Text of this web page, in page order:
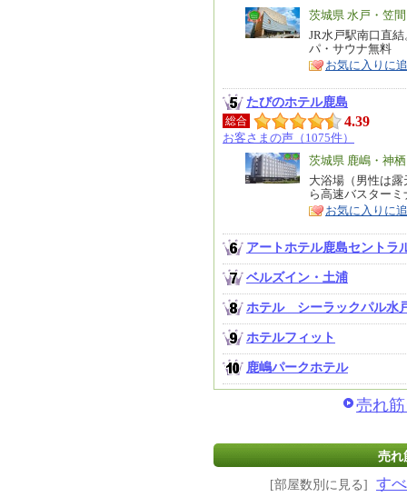
エ
リ
ア
茨城県 水戸・笠間
特
徴
JR水戸駅南口直
パ・サウナ無料
お気に入りに
たびのホテル鹿島
総合 4.39
お客さまの声（1075件）
エ
リ
ア
茨城県 鹿嶋・神
特
徴
大浴場（男性は
ら高速バスター
お気に入りに
アートホテル鹿島セントラ
ベルズイン・土浦
ホテル シーラックパル水
ホテルフィット
鹿嶋パークホテル
売れ
売れ
[部屋数別に見る] す